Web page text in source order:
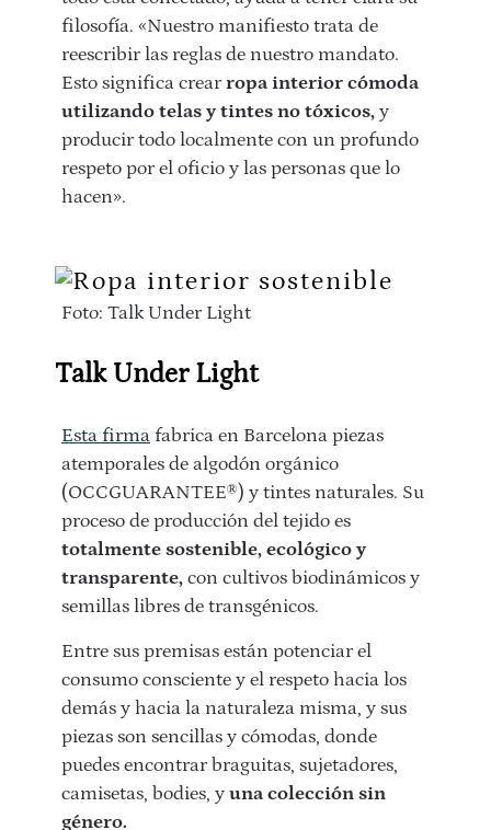
filosofía. «Nuestro manifiesto trata de
reescribir las reglas de nuestro mandato.
Esto significa crearropa interior cómoda
utilizando telas y tintes no tóxicos, y
producir todo localmente con un profundo
respeto por el oficio y las personas que lo
hacen».
Foto: Talk Under Light
Talk Under Light
Esta firma fabrica en Barcelona piezas
atemporales de algodón orgánico
(OCCGUARANTEE®) y tintes naturales. Su
proceso de producción del tejido es
totalmente sostenible, ecológico y
transparente, con cultivos biodinámicos y
semillas libres de transgénicos.
Entre sus premisas están potenciar el
consumo consciente y el respeto hacia los
demás y hacia la naturaleza misma, y sus
piezas son sencillas y cómodas, donde
puedes encontrar braguitas, sujetadores,
camisetas, bodies, y una colección sin
género.